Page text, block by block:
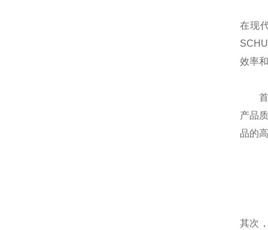
在现
效率
首先
产品
品的
其次